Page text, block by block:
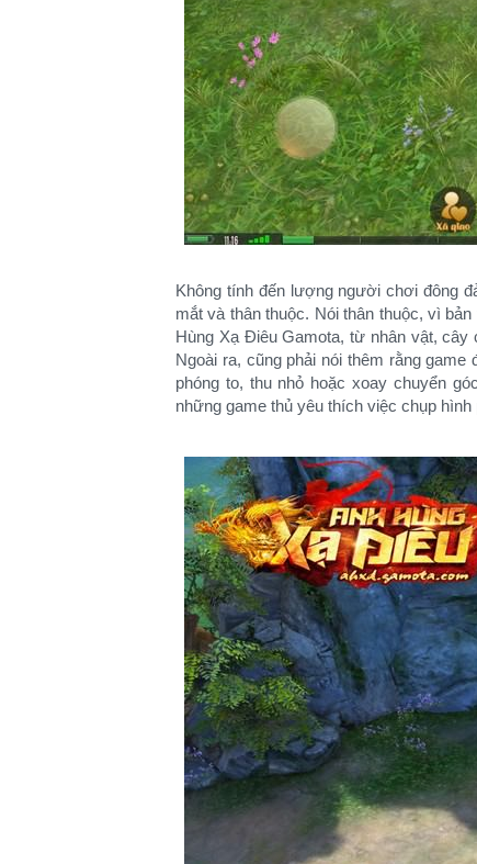
Không tính đến lượng người chơi đông
mắt và thân thuộc. Nói thân thuộc, vì
Hùng Xạ Điêu Gamota, từ nhân vật,
Ngoài ra, cũng phải nói thêm rằng
phóng to, thu nhỏ hoặc xoay chuyển
những game thủ yêu thích việc chụp hình